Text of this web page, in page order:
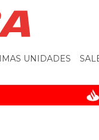
UNIDADES